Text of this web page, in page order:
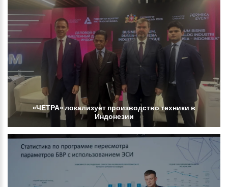
«ЧЕТРА»локализует производствотехники в
Индонезии